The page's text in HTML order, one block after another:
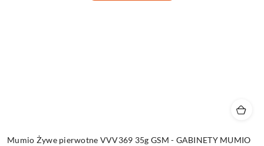
Mumio Żywe pierwotne VVV369 35g GSM - GABINETY MUMIO